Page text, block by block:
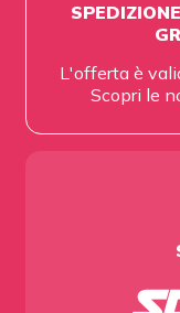
L'offerta è
Scopri le